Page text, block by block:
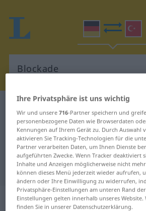
Deutsch-Türkisch
"Blockade"
"Blockade" Türkisch
„Blockade“: weiblich
Ihre Privatsphäre ist uns wichtig
Wir und unsere716-Partner speichern und
personenbezogene Daten wie Browserdaten
Kennungen auf Ihrem Gerät zu. Durch Auswahl
aktivieren Sie Tracking-Technologien für die
Partner verarbeiten Daten, um Ihnen Dienste
aufgeführten Zwecke. Wenn Tracker deaktiviert
Inhalte und Anzeigen möglicherweise nicht
können dieses Menü jederzeit wieder aufrufen,
ändern oder Ihre Einwilligung zu widerrufen,
Privatsphäre-Einstellungen am unteren Rand
Einstellungen gelten innerhalb unseres
finden Sie in unserer Datenschutzerklärung.